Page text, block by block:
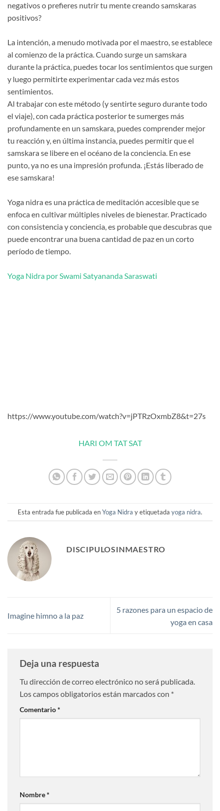
negativos o prefieres nutrir tu mente creando samskaras
positivos?
La intención, a menudo motivada por el maestro, se establece
al comienzo de la práctica. Cuando surge un samskara
durante la práctica, puedes tocar los sentimientos que surgen
y luego permitirte experimentar cada vez más estos
sentimientos.
Al trabajar con este método (y sentirte seguro durante todo
el viaje), con cada práctica posterior te sumerges más
profundamente en un samskara, puedes comprender mejor
tu reacción y, en última instancia, puedes permitir que el
samskara se libere en el océano de la conciencia. En ese
punto, ya no es una impresión profunda. ¡Estás liberado de
ese samskara!
Yoga nidra es una práctica de meditación accesible que se
enfoca en cultivar múltiples niveles de bienestar. Practicado
con consistencia y conciencia, es probable que descubras que
puede encontrar una buena cantidad de paz en un corto
período de tiempo.
Yoga Nidra por Swami Satyananda Saraswati
https://www.youtube.com/watch?v=jPTRzOxmbZ8&t=27s
HARI OM TAT SAT
Esta entrada fue publicada enYoga Nidra y etiquetada yoga nidra.
DISCIPULOSINMAESTRO
Imagine himno a la paz
5 razones para un espacio de
yoga en casa
Deja una respuesta
Tu dirección de correo electrónico no será publicada.
Los campos obligatorios están marcados con *
Comentario*
Nombre*